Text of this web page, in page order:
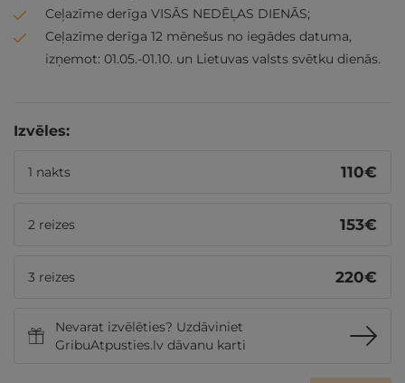
Ceļazīme derīga VISĀS NEDĒĻAS DIENĀS;
Ceļazīme derīga 12 mēnešus no iegādes datuma,
izņemot: 01.05.-01.10. un Lietuvas valsts svētku dienās.
Izvēles:
1 nakts 110€
2 reizes 153€
3 reizes 220€
Nevarat izvēlēties? Uzdāviniet
GribuAtpusties.lv dāvanu karti